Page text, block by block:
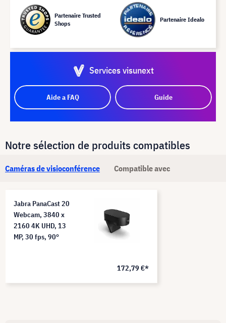
Partenaire Trusted
Shops
Partenaire Idealo
Services visunext
Aide a FAQ Guide
Notre sélection de produits compatibles
Caméras de visioconférence Compatible avec
Jabra PanaCast 20
Webcam, 3840 x
2160 4K UHD, 13
MP, 30 fps, 90°
172,79 €*